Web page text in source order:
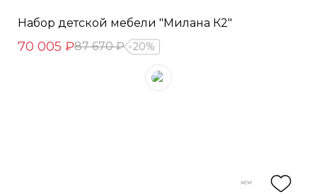
Набор детской мебели "Милана К2"
70 005 ₽87 670 ₽ 20%